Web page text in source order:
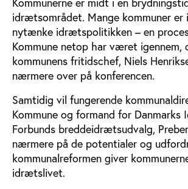
idrætsområdet. Mange kommuner
nytænke idrætspolitikken – en
Kommune netop har været igennem,
kommunens fritidschef, Niels
nærmere over på konferencen.
Samtidig vil fungerende
Kommune og formand for
Forbunds breddeidrætsudvalg,
nærmere på de potentialer og
kommunalreformen giver
idrætslivet.